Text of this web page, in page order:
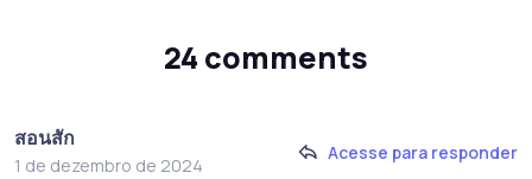
24 comments
สอนสัก
1 de dezembro de 2024
Acesse para responder